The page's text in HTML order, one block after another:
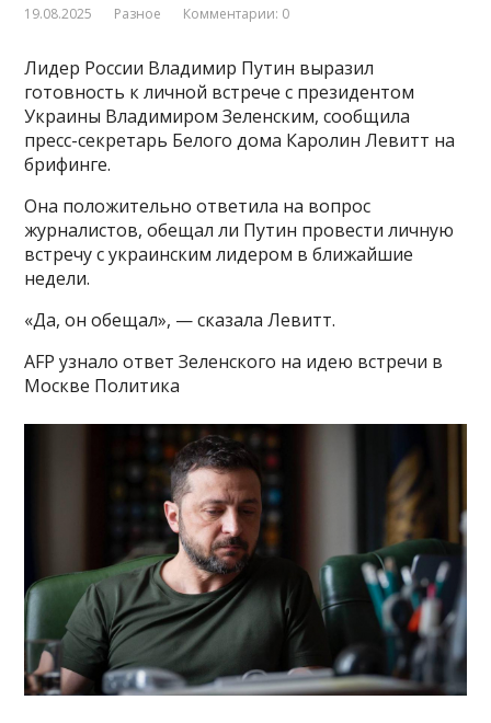
19.08.2025 Разное Комментарии: 0
Лидер России Владимир Путин выразил
готовность к личной встрече с президентом
Украины Владимиром Зеленским, сообщила
пресс-секретарь Белого дома Каролин Левитт на
брифинге.
Она положительно ответила на вопрос
журналистов, обещал ли Путин провести личную
встречу с украинским лидером в ближайшие
недели.
«Да, он обещал», — сказала Левитт.
AFP узнало ответ Зеленского на идею встречи в
Москве Политика